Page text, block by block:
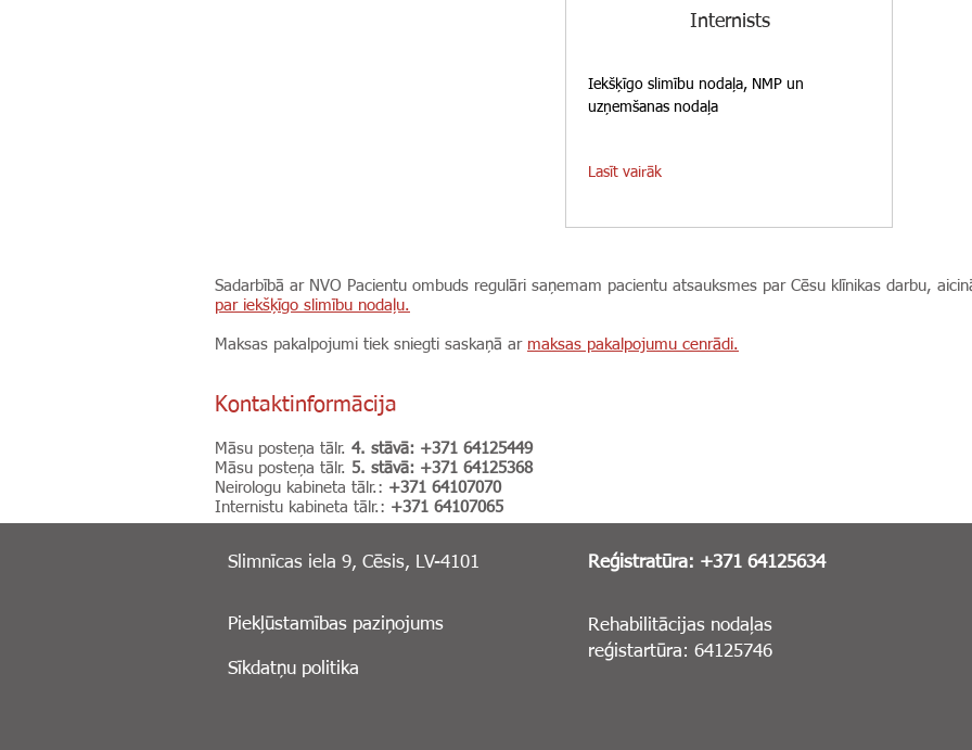
Internists
Iekšķīgo slimību nodaļa, NMP un
uzņemšanas nodaļa
Lasīt vairāk
Sadarbībā ar NVO Pacientu ombuds regulāri saņemam pacientu atsauksmes par Cēsu klīnikas darbu,
par iekšķīgo slimību nodaļu.
Maksas pakalpojumi tiek sniegti saskaņā ar maksas pakalpojumu cenrādi.
Kontaktinformācija
Māsu posteņa tālr. 4. stāvā: +371 64125449
Māsu posteņa tālr. 5. stāvā: +371 64125368
Neirologu kabineta tālr.: +371 64107070
Internistu kabineta tālr.: +371 64107065
Slimnīcas iela 9, Cēsis, LV-4101 Reģistratūra: +371 64125634
Piekļūstamības paziņojums
Sīkdatņu politika
Rehabilitācijas nodaļas
reģistartūra: 64125746